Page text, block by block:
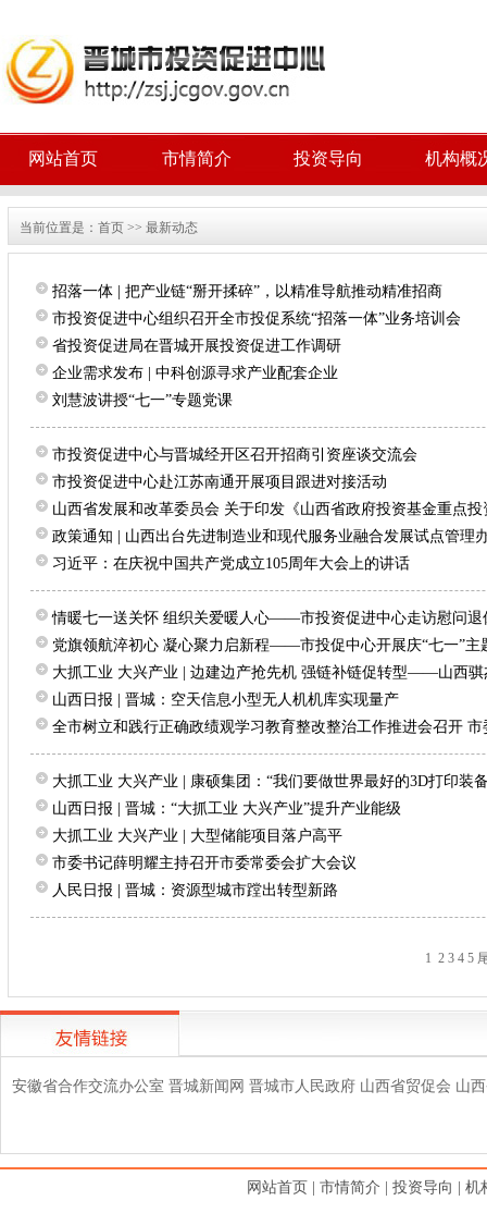
网站首页 市情简介 投资导向 机构概
当前位置是： 首页 >> 最新动态
招落一体 | 把产业链“掰开揉碎”，以精准导航推动精准招商
市投资促进中心组织召开全市投促系统“招落一体”业务培训会
省投资促进局在晋城开展投资促进工作调研
企业需求发布 | 中科创源寻求产业配套企业
刘慧波讲授“七一”专题党课
市投资促进中心与晋城经开区召开招商引资座谈交流会
市投资促进中心赴江苏南通开展项目跟进对接活动
山西省发展和改革委员会 关于印发《山西省政府投资基金重点
政策通知 | 山西出台先进制造业和现代服务业融合发展试点管理
习近平：在庆祝中国共产党成立105周年大会上的讲话
情暖七一送关怀 组织关爱暖人心——市投资促进中心走访慰问退
党旗领航淬初心 凝心聚力启新程——市投促中心开展庆“七一”主
大抓工业 大兴产业 | 边建边产抢先机 强链补链促转型——山西骐
山西日报 | 晋城：空天信息小型无人机机库实现量产
全市树立和践行正确政绩观学习教育整改整治工作推进会召开
大抓工业 大兴产业 | 康硕集团：“我们要做世界最好的3D打印装
山西日报 | 晋城：“大抓工业 大兴产业”提升产业能级
大抓工业 大兴产业 | 大型储能项目落户高平
市委书记薛明耀主持召开市委常委会扩大会议
人民日报 | 晋城：资源型城市蹚出转型新路
1 2 3 4 5
安徽省合作交流办公室 晋城新闻网 晋城市人民政府 山西省贸促会 山
网站首页 |市情简介 |投资导向 |机